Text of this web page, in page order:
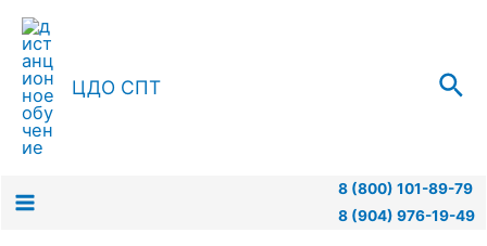
Перейти
содержимому
ЦДО СПТ
8 (800) 101-89-79
8 (904) 976-19-49